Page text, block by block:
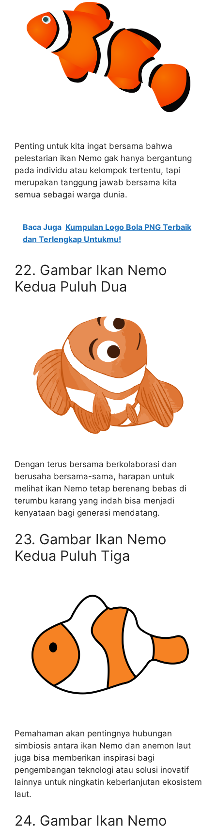
Penting untuk kita ingat bersama bahwa
pelestarian ikan Nemo gak hanya bergantung
pada individu atau kelompok tertentu, tapi
merupakan tanggung jawab bersama kita
semua sebagai warga dunia.
Baca Juga Kumpulan Logo Bola PNG Terbaik
dan Terlengkap Untukmu!
22. Gambar Ikan Nemo
Kedua Puluh Dua
Dengan terus bersama berkolaborasi dan
berusaha bersama-sama, harapan untuk
melihat ikan Nemo tetap berenang bebas di
terumbu karang yang indah bisa menjadi
kenyataan bagi generasi mendatang.
23. Gambar Ikan Nemo
Kedua Puluh Tiga
Pemahaman akan pentingnya hubungan
simbiosis antara ikan Nemo dan anemon laut
juga bisa memberikan inspirasi bagi
pengembangan teknologi atau solusi inovatif
lainnya untuk ningkatin keberlanjutan ekosistem
laut.
24. Gambar Ikan Nemo